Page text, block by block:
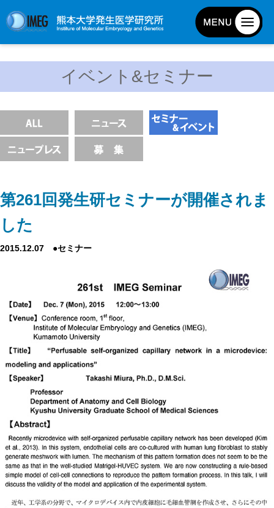
基本目標と基本方針
発生研の歴史
外部評価
パンフレット
研究不正防止対策
災害対策
関連リンク
研究分野紹介
ゲノム神経学分野
細胞脂質代謝分野
細胞医学分野
損傷修復分野
多能性幹細胞分野
組織幹細胞分野
幹細胞誘導分野
イベント&セミナー
第261回発生研セミナーが開催されま
した
2015.12.07 ●セミナー